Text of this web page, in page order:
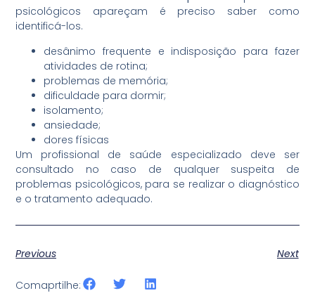
psicológicos apareçam é preciso saber como
identificá-los.
desânimo frequente e indisposição para fazer
atividades de rotina;
problemas de memória;
dificuldade para dormir;
isolamento;
ansiedade;
dores físicas
Um profissional de saúde especializado deve ser
consultado no caso de qualquer suspeita de
problemas psicológicos, para se realizar o diagnóstico
e o tratamento adequado.
Previous Next
Comaprtilhe: